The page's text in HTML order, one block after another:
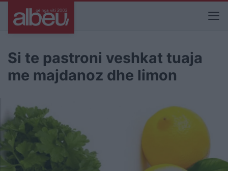
Si te pastroni veshkat tuaja
me majdanoz dhe limon